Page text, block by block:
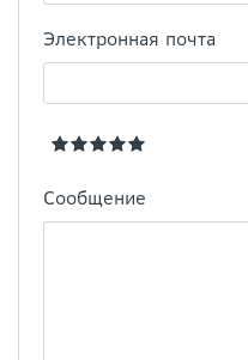
Электронная почта
Сообщение